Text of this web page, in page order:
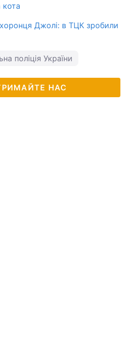
кота
Джолі: в ТЦК зробили
поліція України
НАС